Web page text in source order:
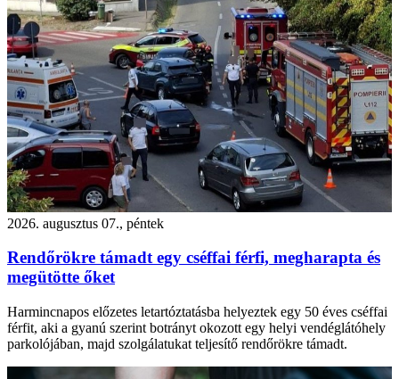
2026. augusztus 07., péntek
Rendőrökre támadt egy cséffai férfi, megharapta és
megütötte őket
Harmincnapos előzetes letartóztatásba helyeztek egy 50 éves cséffai
férfit, aki a gyanú szerint botrányt okozott egy helyi vendéglátóhely
parkolójában, majd szolgálatukat teljesítő rendőrökre támadt.